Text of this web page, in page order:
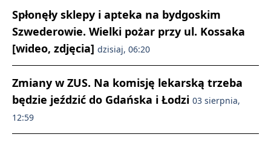
Spłonęły sklepy i apteka na bydgoskim
Szwederowie. Wielki pożar przy ul. Kossaka
[wideo, zdjęcia] dzisiaj, 06:20
Zmiany w ZUS. Na komisję lekarską trzeba
będzie jeździć do Gdańska i Łodzi 03 sierpnia,
12:59